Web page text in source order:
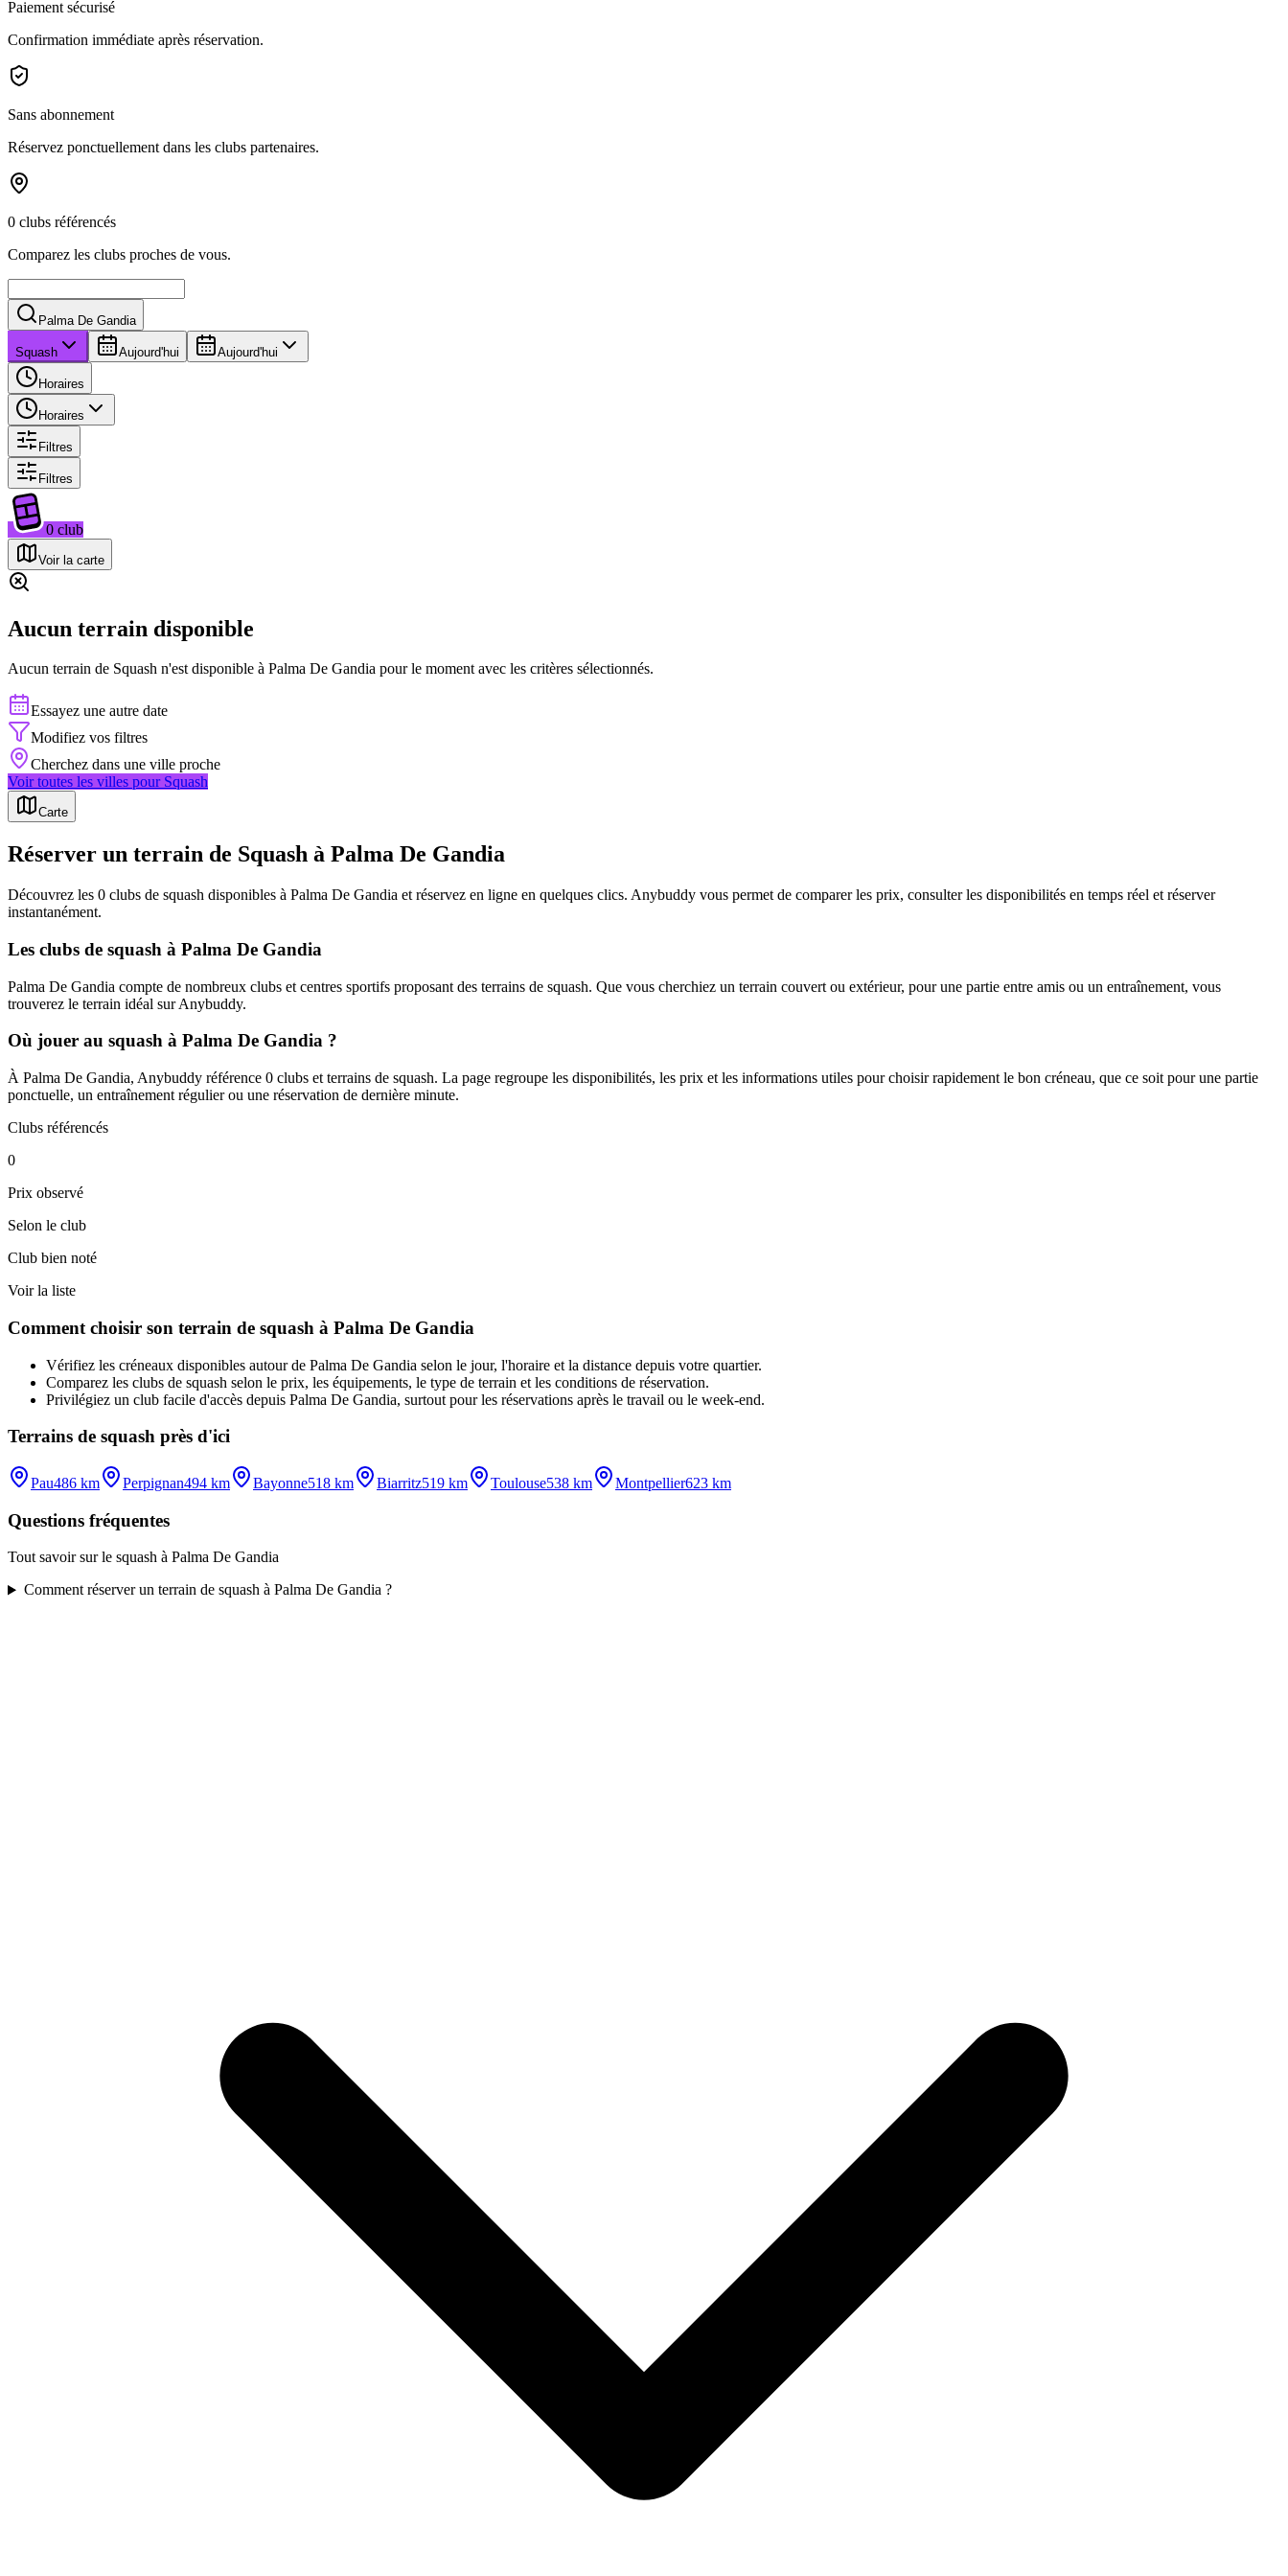
Paiement sécurisé
Confirmation immédiate après réservation.
Sans abonnement
Réservez ponctuellement dans les clubs partenaires.
0 clubs référencés
Comparez les clubs proches de vous.
Palma De Gandia
Squash Aujourd'hui Aujourd'hui
Horaires
Horaires
Filtres
Filtres
0 club
Voir la carte
Aucun terrain disponible
Aucun terrain de Squash n'est disponible à Palma De Gandia pour le moment avec les critères sélectionnés.
Essayez une autre date
Modifiez vos filtres
Cherchez dans une ville proche
Voir toutes les villes pour Squash
Carte
Réserver un terrain de Squash à Palma De Gandia
Découvrez les 0 clubs de squash disponibles à Palma De Gandia et réservez en ligne en quelques clics. Anybuddy vous permet de comparer les prix, consulter les disponibilités en temps réel et réserver
instantanément.
Les clubs de squash à Palma De Gandia
Palma De Gandia compte de nombreux clubs et centres sportifs proposant des terrains de squash. Que vous cherchiez un terrain couvert ou extérieur, pour une partie entre amis ou un entraînement, vous
trouverez le terrain idéal sur Anybuddy.
Où jouer au squash à Palma De Gandia ?
À Palma De Gandia, Anybuddy référence 0 clubs et terrains de squash. La page regroupe les disponibilités, les prix et les informations utiles pour choisir rapidement le bon créneau, que ce soit pour une partie
ponctuelle, un entraînement régulier ou une réservation de dernière minute.
Clubs référencés
0
Prix observé
Selon le club
Club bien noté
Voir la liste
Comment choisir son terrain de squash à Palma De Gandia
Vérifiez les créneaux disponibles autour de Palma De Gandia selon le jour, l'horaire et la distance depuis votre quartier.
Comparez les clubs de squash selon le prix, les équipements, le type de terrain et les conditions de réservation.
Privilégiez un club facile d'accès depuis Palma De Gandia, surtout pour les réservations après le travail ou le week-end.
Terrains de squash près d'ici
Pau486 km Perpignan494 km Bayonne518 km Biarritz519 km Toulouse538 km Montpellier623 km
Questions fréquentes
Tout savoir sur le squash à Palma De Gandia
Comment réserver un terrain de squash à Palma De Gandia ?